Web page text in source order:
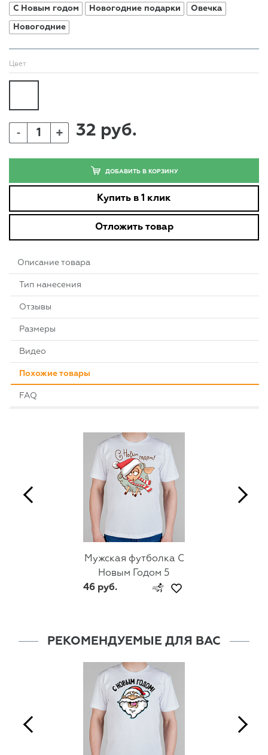
С Новым годом Новогодние подарки Овечка
Новогодние
Цвет
- + 32 руб.
ДОБАВИТЬ В КОРЗИНУ
Купить в 1 клик
Отложить товар
Описание товара
Тип нанесения
Отзывы
Размеры
Видео
Похожие товары
FAQ
Мужская футболка С
Новым Годом 5
46 руб.
РЕКОМЕНДУЕМЫЕ ДЛЯ ВАС